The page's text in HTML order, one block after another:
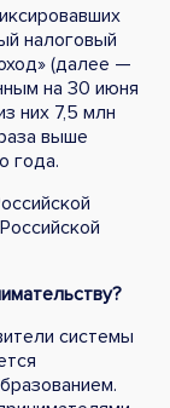
налоговый
(далее —
на 30 июня
них 7,5 млн
выше
года.
системы